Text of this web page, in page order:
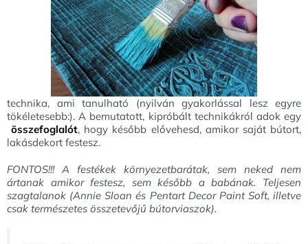
technika, ami tanulható (nyilván gyakorlással lesz egyre
tökéletesebb:). A bemutatott, kipróbált technikákról adok egy
összefoglalót, hogy később elővehesd, amikor saját bútort,
lakásdekort festesz.
FONTOS!!! A festékek környezetbarátak, sem neked nem
ártanak amikor festesz, sem később a babának. Teljesen
szagtalanok (Annie Sloan és Pentart Decor Paint Soft, illetve
csak természetes összetevőjű bútorviaszok).